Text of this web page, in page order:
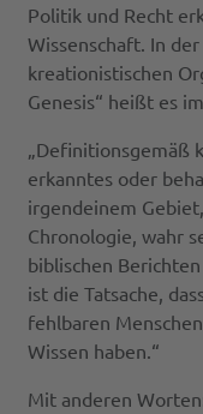
Politik und Recht
Wissenschaft. In
kreationistischen
Genesis“ heißt es
„Definitionsgemäß
erkanntes oder
irgendeinem
Chronologie, wahr
biblischen
ist die Tatsache,
fehlbaren
Wissen haben.“
Mit anderen